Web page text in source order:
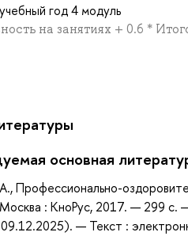
год 4 модуль
на занятиях + 0.6 *
основная
Профессионально-
: КноРус, 2017. — 299
— Текст :